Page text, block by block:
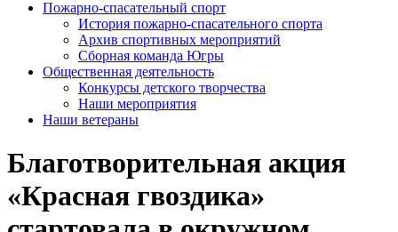
Пожарно-спасательный спорт
История пожарно-спасательного спорта
Архив спортивных мероприятий
Сборная команда Югры
Общественная деятельность
Конкурсы детского творчества
Наши мероприятия
Наши ветераны
Благотворительная акция
«Красная гвоздика»